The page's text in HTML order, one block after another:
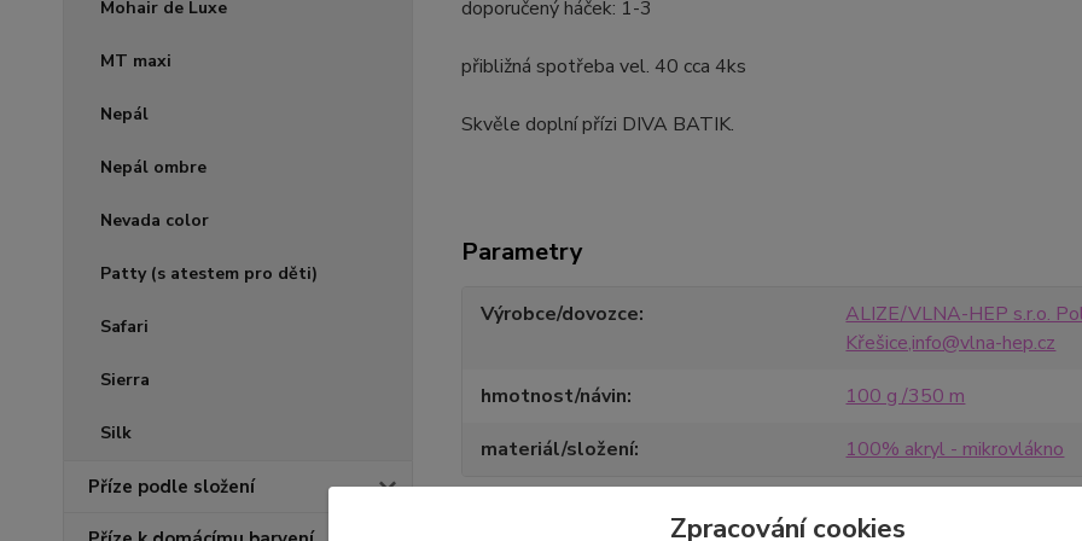
Mohair de Luxe
MT maxi
Nepál
Nepál ombre
Nevada color
Patty (s atestem pro děti)
Safari
Sierra
Silk
Příze podle složení
doporučený háček: 1-3
přibližná spotřeba vel. 40 cca 4ks
Skvěle doplní přízi DIVA BATIK.
Parametry
Výrobce/dovozce
ALIZE/VLNA-HEP s.r.o.
Křešice,info@vlna-hep.cz
hmotnost/návin
100 g /350 m
materiál/složení
100% akryl - mikrovlákno
Zpracování cookies